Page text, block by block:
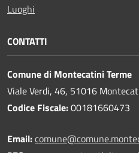
Luoghi
CONTATTI
Comune di Montecatini Terme
Viale Verdi, 46, 51016
Codice Fiscale:00181660473
Email: